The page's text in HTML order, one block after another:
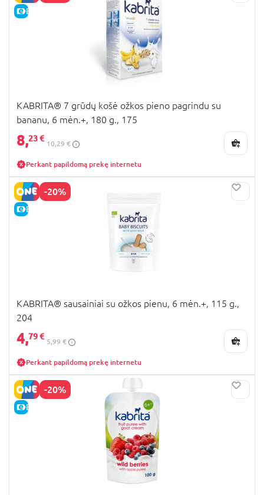
E-KAINA
KABRITA® 7 grūdų košė ožkos pieno pagrindu su
bananu, 6 mėn.+, 180 g., 175
8,23 €
10,29 €
Perkant papildomą prekę internetu
-20%
E-KAINA
KABRITA® sausainiai su ožkos pienu, 6 mėn.+, 115 g.,
204
4,79 €
5,99 €
Perkant papildomą prekę internetu
-20%
E-KAINA